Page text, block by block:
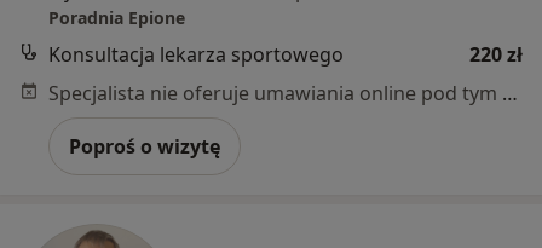
Poradnia Epione
Konsultacja lekarza sportowego
220 zł
Specjalista nie oferuje umawiania online pod tym adresem.
Poproś o wizytę